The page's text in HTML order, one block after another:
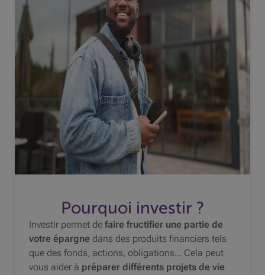
Pourquoi investir ?
Investir permet de faire fructifier une partie de
votre épargne dans des produits financiers tels
que des fonds, actions, obligations... Cela peut
vous aider à préparer différents projets de vie